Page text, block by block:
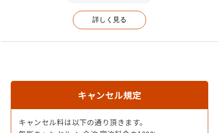
朝食イメージ
詳しく見る
キャンセル規定
キャンセル料は以下の通り頂きます。